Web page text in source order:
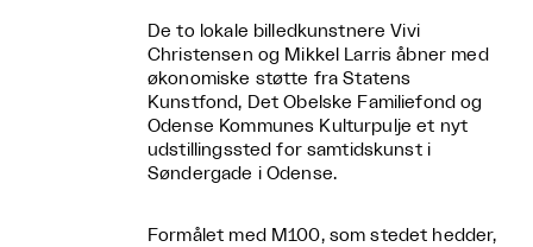
De to lokale billedkunstnere Vivi
Christensen og Mikkel Larris åbner med
økonomiske støtte fra Statens
Kunstfond, Det Obelske Familiefond og
Odense Kommunes Kulturpulje et nyt
udstillingssted for samtidskunst i
Søndergade i Odense.
Formålet med M100, som stedet hedder,